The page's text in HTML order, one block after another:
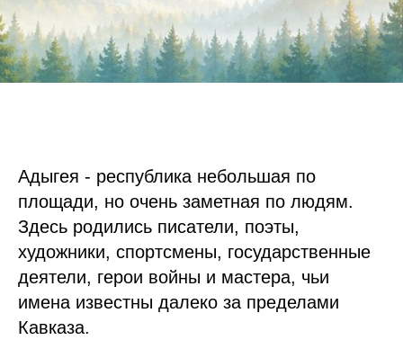
Адыгея - республика небольшая по
площади, но очень заметная по людям.
Здесь родились писатели, поэты,
художники, спортсмены, государственные
деятели, герои войны и мастера, чьи
имена известны далеко за пределами
Кавказа.